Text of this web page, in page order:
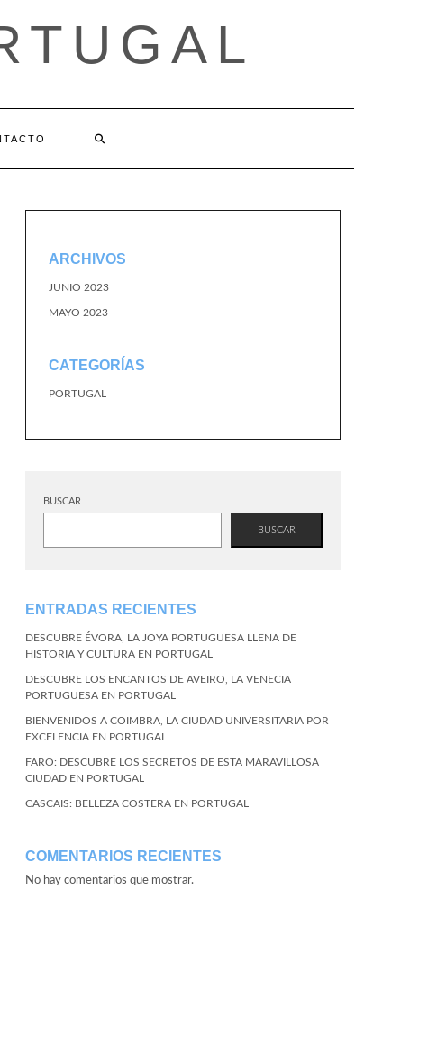
ARCHIVOS
JUNIO 2023
MAYO 2023
CATEGORÍAS
PORTUGAL
BUSCAR
BUSCAR
ENTRADAS RECIENTES
DESCUBRE ÉVORA, LA JOYA PORTUGUESA LLENA DE
HISTORIA Y CULTURA EN PORTUGAL
DESCUBRE LOS ENCANTOS DE AVEIRO, LA VENECIA
PORTUGUESA EN PORTUGAL
BIENVENIDOS A COIMBRA, LA CIUDAD UNIVERSITARIA POR
EXCELENCIA EN PORTUGAL.
FARO: DESCUBRE LOS SECRETOS DE ESTA MARAVILLOSA
CIUDAD EN PORTUGAL
CASCAIS: BELLEZA COSTERA EN PORTUGAL
COMENTARIOS RECIENTES
No hay comentarios que mostrar.